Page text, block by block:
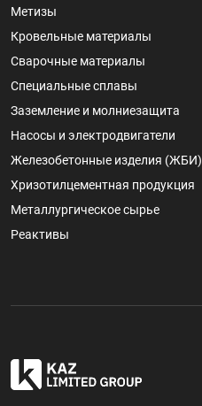
Метизы
Кровельные материалы
Сварочные материалы
Специальные сплавы
Заземление и молниезащита
Насосы и электродвигатели
Железобетонные изделия (ЖБИ)
Хризотилцементная продукция
Металлургическое сырье
Реактивы